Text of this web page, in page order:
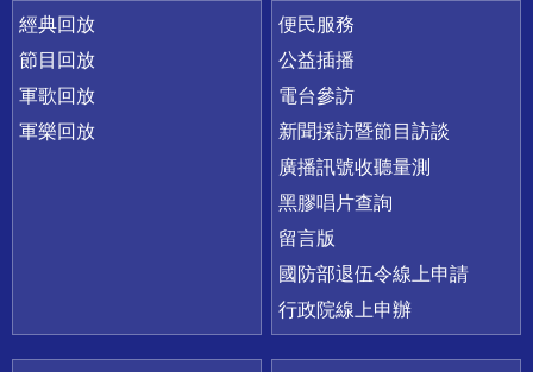
經典回放
節目回放
軍歌回放
軍樂回放
便民服務
公益插播
電台參訪
新聞採訪暨節目訪談
廣播訊號收聽量測
黑膠唱片查詢
留言版
國防部退伍令線上申請
行政院線上申辦